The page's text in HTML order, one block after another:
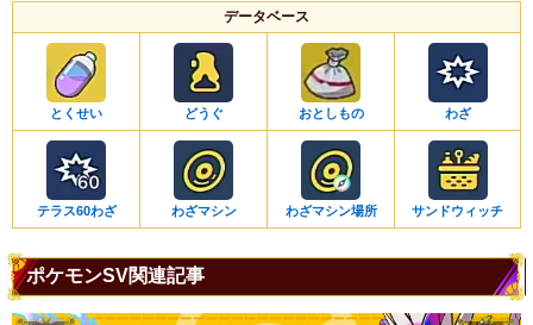
データベース
とくせい どうぐ おとしもの わざ
テラス60わざ わざマシン わざマシン場所 サンドウィッチ
ポケモンSV関連記事